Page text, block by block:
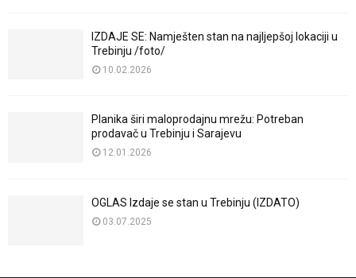
IZDAJE SE: Namješten stan na najljepšoj lokaciji u
Trebinju /foto/
10.02.2026
Planika širi maloprodajnu mrežu: Potreban
prodavač u Trebinju i Sarajevu
12.01.2026
OGLAS Izdaje se stan u Trebinju (IZDATO)
03.07.2025